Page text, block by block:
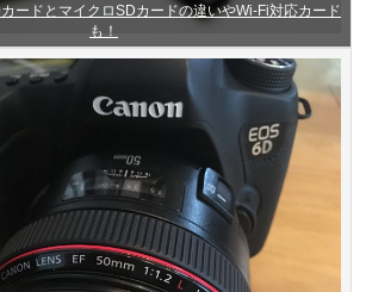
ードとマイクロSDカードの違いやWi-Fi対応カード
も！